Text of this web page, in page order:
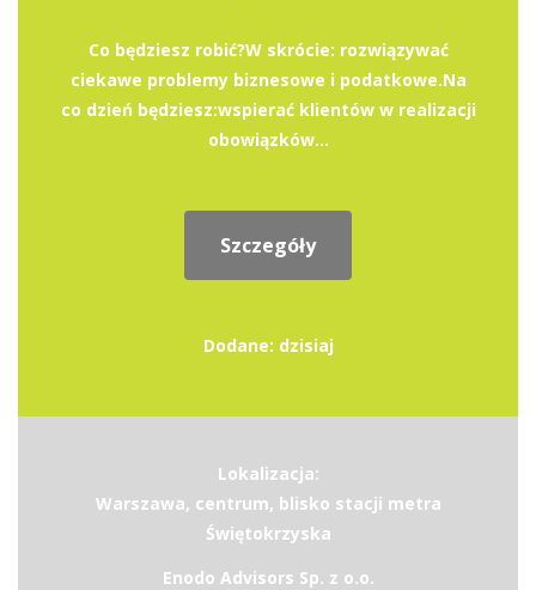
Co będziesz robić?W skrócie: rozwiązywać
ciekawe problemy biznesowe i podatkowe.Na
co dzień będziesz:wspierać klientów w realizacji
obowiązków...
Szczegóły
Dodane: dzisiaj
Lokalizacja:
Warszawa, centrum, blisko stacji metra
Świętokrzyska
Enodo Advisors Sp. z o.o.